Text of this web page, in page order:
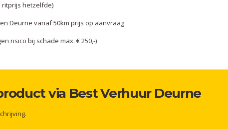
hetzelfde)
Deurne vanaf 50km prijs op aanvraag
risico bij schade max. € 250,-)
via Best Verhuur Deurne